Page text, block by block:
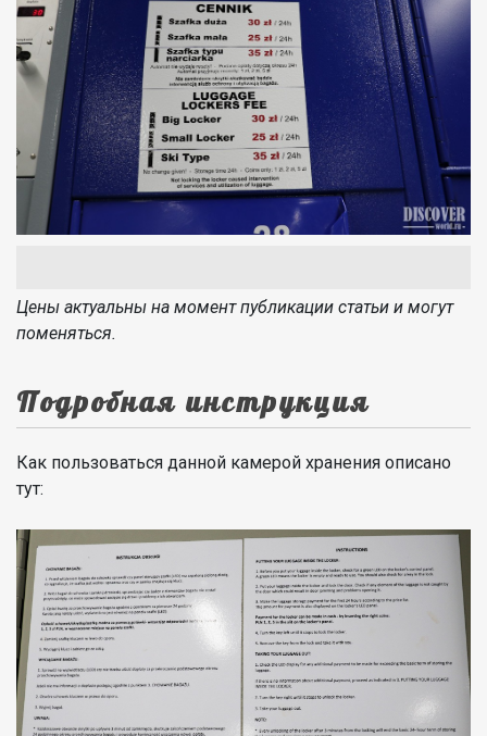
Цены актуальны на момент публикации статьи и могут
поменяться.
Подробная инструкция
Как пользоваться данной камерой хранения описано
тут: